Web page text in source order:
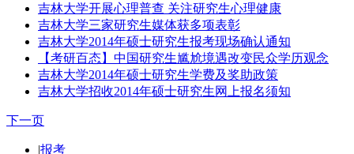
吉林大学开展心理普查 关注研究生心理健康
吉林大学三家研究生媒体获多项表彰
吉林大学2014年硕士研究生报考现场确认通知
【考研百态】中国研究生尴尬境遇改变民众学历观念
吉林大学2014年硕士研究生学费及奖助政策
吉林大学招收2014年硕士研究生网上报名须知
下一页
|报考